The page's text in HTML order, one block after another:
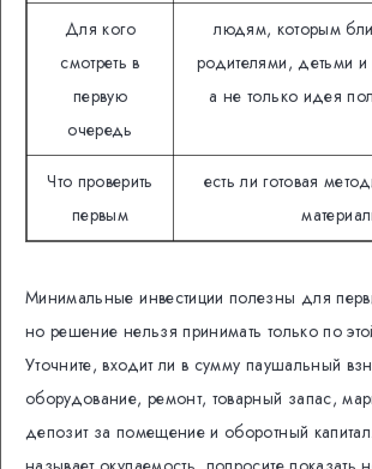
Для кого
смотреть в
первую
очередь
людям, которым
родителями, детьми
а не только идея
Что проверить
первым
есть ли готовая
Минимальные инвестиции полезны для
но решение нельзя принимать только по
Уточните, входит ли в сумму паушальный
оборудование, ремонт, товарный запас,
депозит за помещение и оборотный